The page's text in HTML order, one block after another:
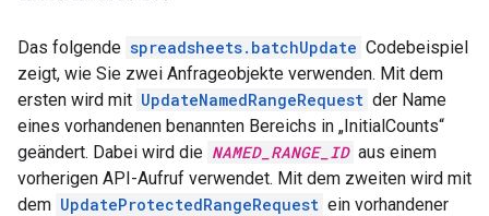
Das folgende spreadsheets.batchUpdate Codebeispiel
zeigt, wie Sie zwei Anfrageobjekte verwenden. Mit dem
ersten wird mit UpdateNamedRangeRequest der Name
eines vorhandenen benannten Bereichs in „InitialCounts“
geändert. Dabei wird die NAMED_RANGE_ID aus einem
vorherigen API-Aufruf verwendet. Mit dem zweiten wird mit
dem UpdateProtectedRangeRequest ein vorhandener